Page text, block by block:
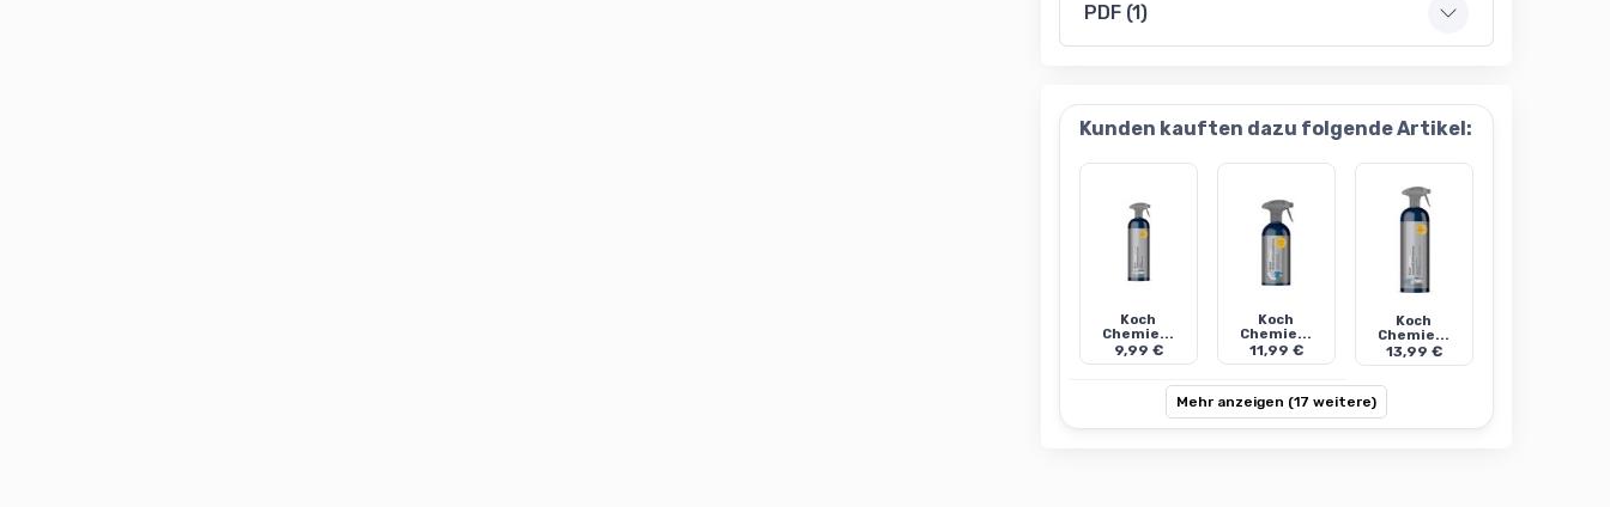
PDF (1)
Kunden kauften dazu folgende Artikel:
Koch
Chemie...
9,99 €
Koch
Chemie...
11,99 €
Koch
Chemie...
13,99 €
Mehr anzeigen (17 weitere)